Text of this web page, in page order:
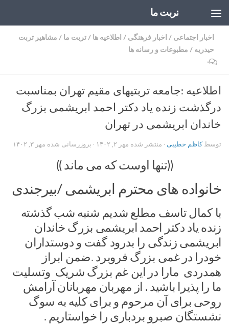
تربت ما
اخبار اجتماعی / اخبار فرهنگی / اطلاعیه ها /تربت ما / مشاهیر تربت
حیدریه / مطبوعات و رسانه ها
۰
اطلاعیه :جامعه تربتیهای مقیم تهران بمناسبت
درگذشت زنده یاد دکتر احمد ابریشمی بزرگ
خاندان ابریشمی در تهران
توسطکاظم خطیبی · منتشر شده مهر ۲, ۱۴۰۲ · بروزرسانی شده مهر ۳, ۱۴۰۲
((تنها اوست که می ماند ))
خانواده های محترم ابریشمی /بیرجندی
با کمال تاسف مطلع شدیم شنبه شب گذشته
زنده یاد دکتر احمد ابریشمی بزرگ خاندان
ابریشمی زندگی را بدرود گفت و دوستداران
خودرا در غمی بزرگ فروبرد .ضمن ابراز
همدردی مارا در این غم بزرگ شریک وتسلیت
ما را پذیرا باشید . از مهربان مهربانان آرامش
روحی برای آن مرحوم و برای کلیه به سوگ
نشستگان صبرو بردباری را خواستاریم .